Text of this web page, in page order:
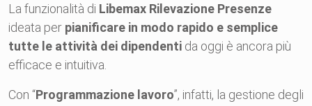
La funzionalità di Libemax Rilevazione Presenze
ideata per pianificare in modo rapido e semplice
tutte le attività dei dipendenti da oggi è ancora più
efficace e intuitiva.
Con “Programmazione lavoro”, infatti, la gestione degli